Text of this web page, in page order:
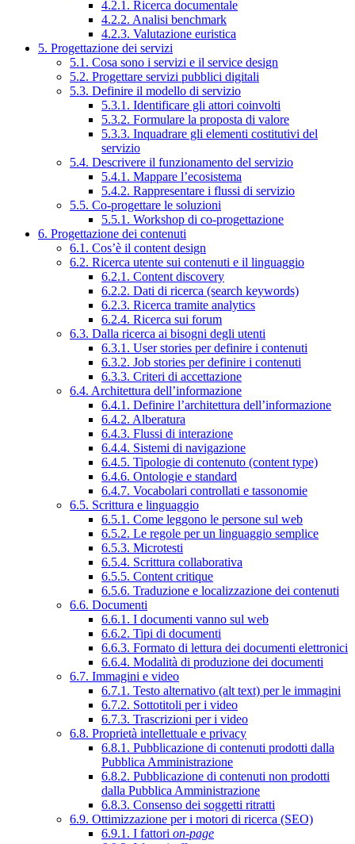
4.2.1. Ricerca documentale
4.2.2. Analisi benchmark
4.2.3. Valutazione euristica
5. Progettazione dei servizi
5.1. Cosa sono i servizi e il service design
5.2. Progettare servizi pubblici digitali
5.3. Definire il modello di servizio
5.3.1. Identificare gli attori coinvolti
5.3.2. Formulare la proposta di valore
5.3.3. Inquadrare gli elementi costitutivi del
servizio
5.4. Descrivere il funzionamento del servizio
5.4.1. Mappare l’ecosistema
5.4.2. Rappresentare i flussi di servizio
5.5. Co-progettare le soluzioni
5.5.1. Workshop di co-progettazione
6. Progettazione dei contenuti
6.1. Cos’è il content design
6.2. Ricerca utente sui contenuti e il linguaggio
6.2.1. Content discovery
6.2.2. Dati di ricerca (search keywords)
6.2.3. Ricerca tramite analytics
6.2.4. Ricerca sui forum
6.3. Dalla ricerca ai bisogni degli utenti
6.3.1. User stories per definire i contenuti
6.3.2. Job stories per definire i contenuti
6.3.3. Criteri di accettazione
6.4. Architettura dell’informazione
6.4.1. Definire l’architettura dell’informazione
6.4.2. Alberatura
6.4.3. Flussi di interazione
6.4.4. Sistemi di navigazione
6.4.5. Tipologie di contenuto (content type)
6.4.6. Ontologie e standard
6.4.7. Vocabolari controllati e tassonomie
6.5. Scrittura e linguaggio
6.5.1. Come leggono le persone sul web
6.5.2. Le regole per un linguaggio semplice
6.5.3. Microtesti
6.5.4. Scrittura collaborativa
6.5.5. Content critique
6.5.6. Traduzione e localizzazione dei contenuti
6.6. Documenti
6.6.1. I documenti vanno sul web
6.6.2. Tipi di documenti
6.6.3. Formato di lettura dei documenti elettronici
6.6.4. Modalità di produzione dei documenti
6.7. Immagini e video
6.7.1. Testo alternativo (alt text) per le immagini
6.7.2. Sottotitoli per i video
6.7.3. Trascrizioni per i video
6.8. Proprietà intellettuale e privacy
6.8.1. Pubblicazione di contenuti prodotti dalla
Pubblica Amministrazione
6.8.2. Pubblicazione di contenuti non prodotti
dalla Pubblica Amministrazione
6.8.3. Consenso dei soggetti ritratti
6.9. Ottimizzazione per i motori di ricerca (SEO)
6.9.1. I fattori on-page